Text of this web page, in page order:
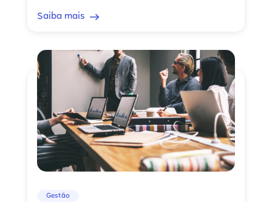
Saiba mais
Gestão